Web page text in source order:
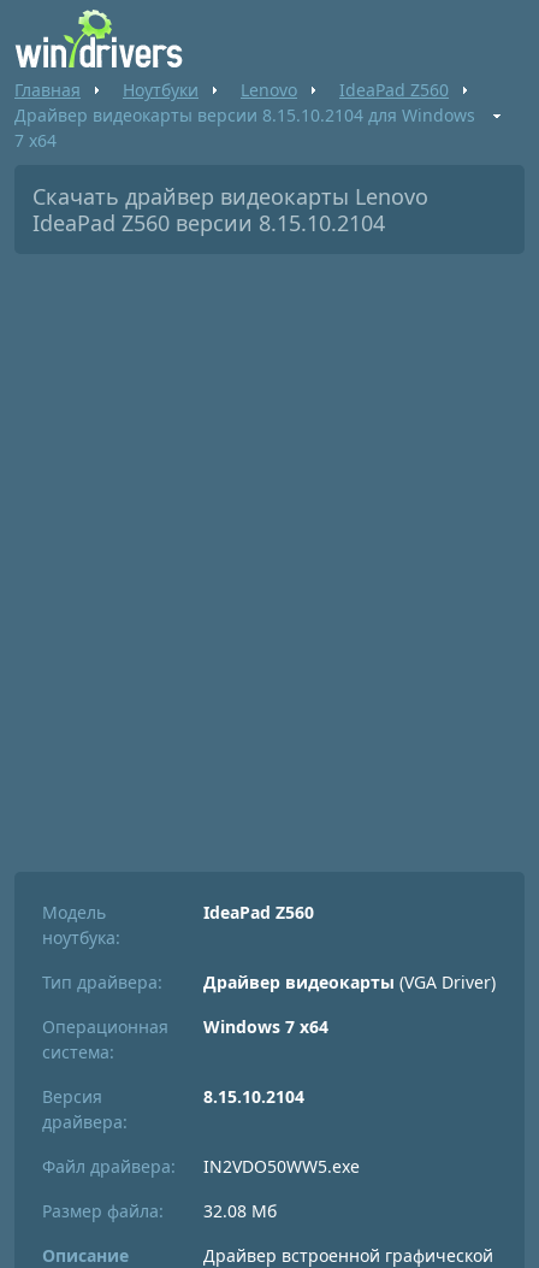
Главная Ноутбуки Lenovo
IdeaPad Z560
Драйвер видеокарты версии 8.15.10.2104 для Windows
7 x64
Скачать драйвер видеокарты Lenovo
IdeaPad Z560 версии 8.15.10.2104
Модель
ноутбука:
IdeaPad Z560
Тип драйвера: Драйвер видеокарты (VGA Driver)
Операционная
система:
Windows 7 x64
Версия
драйвера:
8.15.10.2104
Файл драйвера:
IN2VDO50WW5.exe
Размер файла:
32.08 Мб
Описание
Драйвер встроенной графической